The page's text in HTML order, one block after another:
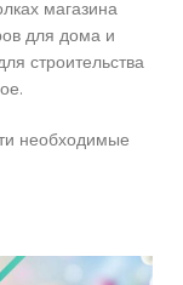
магазина
для дома и
строительства
необходимые